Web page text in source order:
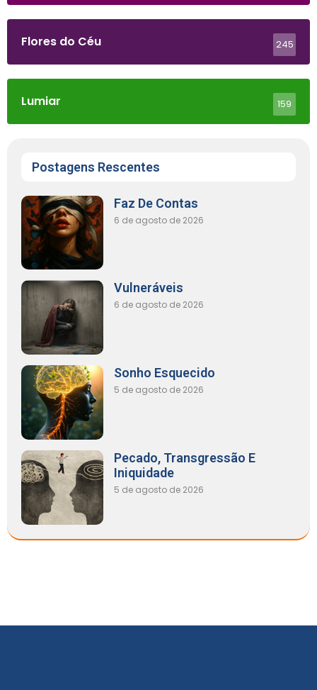
Flores do Céu 245
Lumiar 159
Postagens Rescentes
Faz De Contas
6 de agosto de 2026
Vulneráveis
6 de agosto de 2026
Sonho Esquecido
5 de agosto de 2026
Pecado, Transgressão E
Iniquidade
5 de agosto de 2026